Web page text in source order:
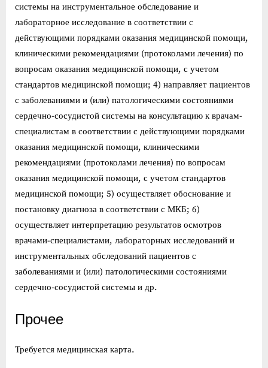
системы на инструментальное обследование и
лабораторное исследование в соответствии с
действующими порядками оказания медицинской помощи,
клиническими рекомендациями (протоколами лечения) по
вопросам оказания медицинской помощи, с учетом
стандартов медицинской помощи; 4) направляет пациентов
с заболеваниями и (или) патологическими состояниями
сердечно-сосудистой системы на консультацию к врачам-
специалистам в соответствии с действующими порядками
оказания медицинской помощи, клиническими
рекомендациями (протоколами лечения) по вопросам
оказания медицинской помощи, с учетом стандартов
медицинской помощи; 5) осуществляет обоснование и
постановку диагноза в соответствии с МКБ; 6)
осуществляет интерпретацию результатов осмотров
врачами-специалистами, лабораторных исследований и
инструментальных обследований пациентов с
заболеваниями и (или) патологическими состояниями
сердечно-сосудистой системы и др.
Прочее
Требуется медицинская карта.